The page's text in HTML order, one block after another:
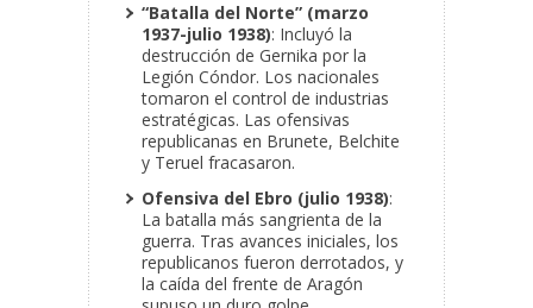
“Batalla del Norte” (marzo
1937-julio 1938): Incluyó la
destrucción de Gernika por la
Legión Cóndor. Los nacionales
tomaron el control de industrias
estratégicas. Las ofensivas
republicanas en Brunete, Belchite
y Teruel fracasaron.
Ofensiva del Ebro (julio 1938):
La batalla más sangrienta de la
guerra. Tras avances iniciales, los
republicanos fueron derrotados, y
la caída del frente de Aragón